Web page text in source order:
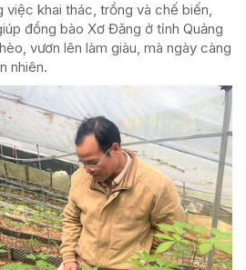
việc khai thác, trồng và chế biến,
đồng bào Xơ Đăng ở tỉnh Quảng
vươn lên làm giàu, mà ngày càng
nhiên.